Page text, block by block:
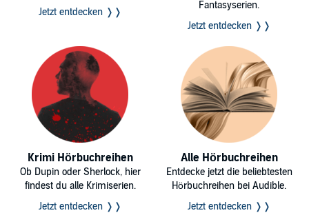
Jetzt entdecken ❭❭
Fantasyserien.
Jetzt entdecken ❭❭
Krimi Hörbuchreihen
Ob Dupin oder Sherlock, hier
findest du alle Krimiserien.
Jetzt entdecken ❭❭
Alle Hörbuchreihen
Entdecke jetzt die beliebtesten
Hörbuchreihen bei Audible.
Jetzt entdecken ❭❭